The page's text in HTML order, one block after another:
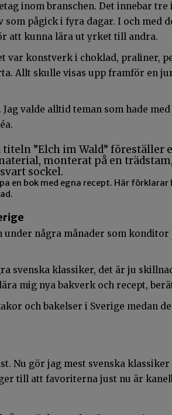
inom branschen. Det innebar tre
pågick i fyra dagar. I och med
att kunna lära ut yrket till andra.
var konstverk i choklad, praliner,
Allt skulle visas upp framför en
valde alltid teman som hade
en bok med egna recept. Här förklarar
under några månader som konditor
svenska klassiker, det är ju
mig nya bakverk och recept,
och bakelser i Sverige medan
Nu gör jag mest svenska klassiker
till att favoriterna just nu är